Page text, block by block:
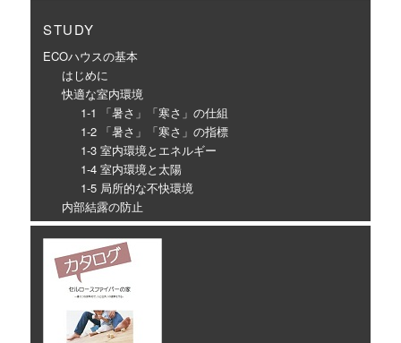
STUDY
ECOハウスの基本
はじめに
快適な室内環境
1-1 「暑さ」「寒さ」の仕組
1-2 「暑さ」「寒さ」の指標
1-3 室内環境とエネルギー
1-4 室内環境と太陽
1-5 局所的な不快環境
内部結露の防止